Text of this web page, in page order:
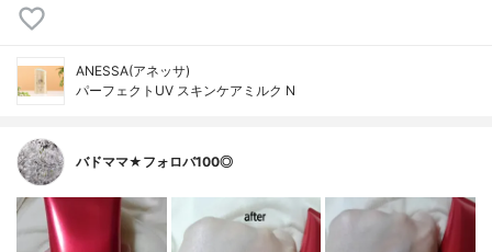
ANESSA(アネッサ)
パーフェクトUV スキンケアミルク N
バドママ★フォロバ100◎